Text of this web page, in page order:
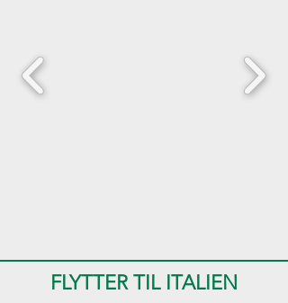
FLYTTER TIL ITALIEN